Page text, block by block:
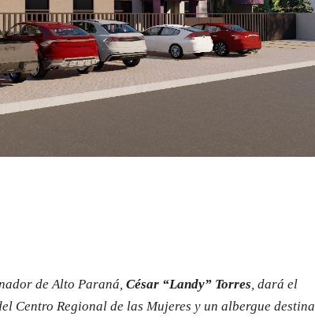
de Alto Paraná, César “Landy” Torres, dará el
Centro Regional de las Mujeres y un albergue